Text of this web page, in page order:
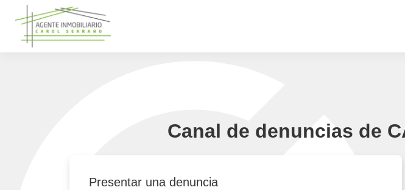
Canal de denuncias de
Presentar una denuncia